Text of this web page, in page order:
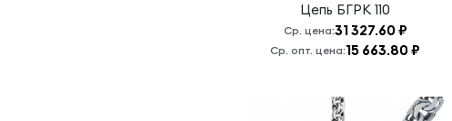
Цепь БГРК 110
Ср. цена:31 327.60 ₽
Ср. опт. цена:15 663.80 ₽